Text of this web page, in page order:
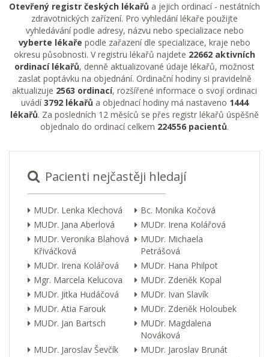
Otevřený registr českých lékařů a jejich ordinací - nestátních
zdravotnických zařízení. Pro vyhledání lékaře použijte
vyhledávání podle adresy, názvu nebo specializace nebo
vyberte lékaře podle zařazení dle specializace, kraje nebo
okresu působnosti. V registru lékařů najdete 22662 aktivních
ordinací lékařů, denně aktualizované údaje lékařů, možnost
zaslat poptávku na objednání. Ordinační hodiny si pravidelně
aktualizuje 2563 ordinací, rozšířené informace o svojí ordinaci
uvádí3792 lékařů a objednací hodiny má nastaveno 1444
lékařů. Za posledních 12 měsíců se přes registr lékařů úspěšně
objednalo do ordinací celkem 224556 pacientů.
Pacienti nejčastěji hledají
MUDr. Lenka Klechová
Bc. Monika Kočová
MUDr. Jana Aberlová
MUDr. Irena Kolářová
MUDr. Veronika Blahová
Křiváčková
MUDr. Michaela
Petrášová
MUDr. Irena Kolářová
MUDr. Hana Philpot
Mgr. Marcela Kelucova
MUDr. Zdeněk Kopal
MUDr. Jitka Hudáčová
MUDr. Ivan Slavík
MUDr. Atia Farouk
MUDr. Zdeněk Holoubek
MUDr. Jan Bartsch
MUDr. Magdalena
Nováková
MUDr. Jaroslav Ševčík
MUDr. Jaroslav Brunát